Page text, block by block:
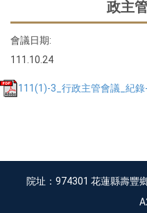
政主
會議日期:
111.10.24
111(1)-3_行政主管會議_紀
院址：974301 花蓮縣壽豐